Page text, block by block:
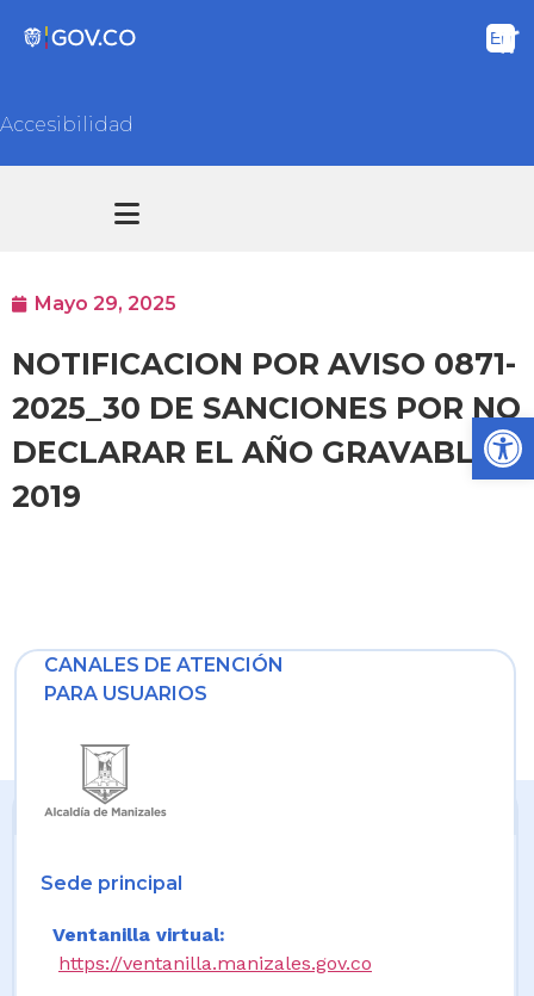
Accesibilidad
Mayo 29, 2025
NOTIFICACION POR AVISO 0871-
2025_30 DE SANCIONES POR NO
DECLARAR EL AÑO GRAVABLE
2019
CANALES DE ATENCIÓN
PARA USUARIOS
Sede principal
Ventanilla virtual:
https://ventanilla.manizales.gov.co